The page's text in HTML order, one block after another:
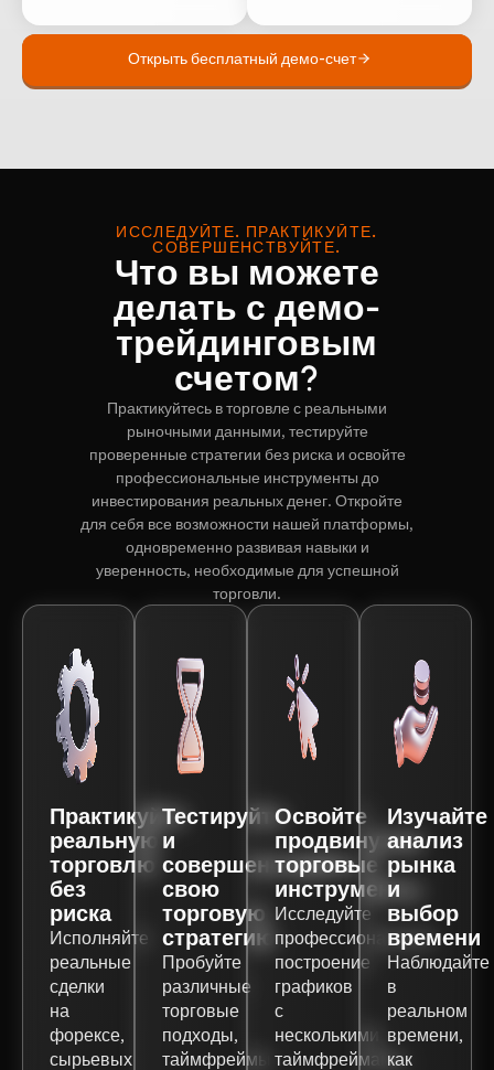
Открыть бесплатный демо-счет
ИССЛЕДУЙТЕ. ПРАКТИКУЙТЕ.
СОВЕРШЕНСТВУЙТЕ.
Что вы можете
делать с демо-
трейдинговым
счетом?
Практикуйтесь в торговле с реальными
рыночными данными, тестируйте
проверенные стратегии без риска и освойте
профессиональные инструменты до
инвестирования реальных денег. Откройте
для себя все возможности нашей платформы,
одновременно развивая навыки и
уверенность, необходимые для успешной
торговли.
Практикуйте
реальную
торговлю
без
риска
Исполняйте
реальные
сделки
на
форексе,
сырьевых
Тестируйте
и
совершенствуйте
свою
торговую
стратегию
Пробуйте
различные
торговые
подходы,
таймфреймы
Освойте
продвинутые
торговые
инструменты
Исследуйте
профессиональное
построение
графиков
с
несколькими
таймфреймами,
Изучайте
анализ
рынка
и
выбор
времени
Наблюдайте
в
реальном
времени,
как